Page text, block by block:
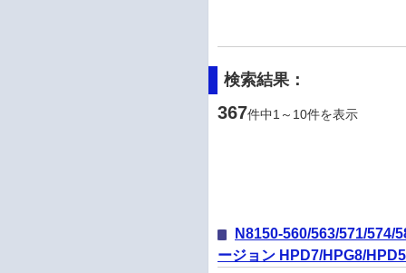
検索結果：
367件中1～10件を表示
N8150-560/563/571/574/
ージョン HPD7/HPG8/